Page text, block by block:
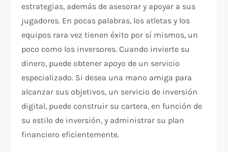
estrategias, además de asesorar y apoyar a sus
jugadores. En pocas palabras, los atletas y los
equipos rara vez tienen éxito por sí mismos, un
poco como los inversores. Cuando invierte su
dinero, puede obtener apoyo de un servicio
especializado. Si desea una mano amiga para
alcanzar sus objetivos, un servicio de inversión
digital, puede construir su cartera, en función de
su estilo de inversión, y administrar su plan
financiero eficientemente.